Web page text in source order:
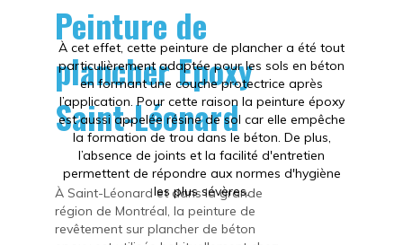
Peinture de
plancher Epoxy
Saint-Léonard
À Saint-Léonard et dans la grande
région de Montréal, la peinture de
revêtement sur plancher de béton
À cet effet, cette peinture de plancher a été tout
particulièrement adaptée pour les sols en béton
en formant une couche protectrice après
l’application. Pour cette raison la peinture époxy
est aussi appelée résine de sol car elle empêche
la formation de trou dans le béton. De plus,
l’absence de joints et la facilité d'entretien
permettent de répondre aux normes d'hygiène
les plus sévères.